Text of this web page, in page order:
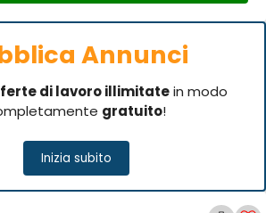
Annunci
di lavoro illimitatein modo
gratuito!
Inizia subito